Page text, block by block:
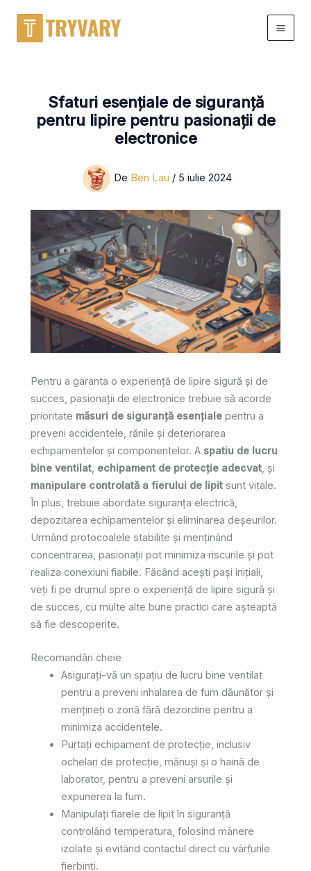
conținut
Sfaturi esențiale de siguranță
pentru lipire pentru pasionații de
electronice
De Ben Lau / 5 iulie 2024
Pentru a garanta o experiență de lipire sigură și de
succes, pasionații de electronice trebuie să acorde
prioritate măsuri de siguranță esențiale pentru a
preveni accidentele, rănile și deteriorarea
echipamentelor și componentelor. A spatiu de lucru
bine ventilat, echipament de protecție adecvat, și
manipulare controlată a fierului de lipit sunt vitale.
În plus, trebuie abordate siguranța electrică,
depozitarea echipamentelor și eliminarea deșeurilor.
Urmând protocoalele stabilite și menținând
concentrarea, pasionații pot minimiza riscurile și pot
realiza conexiuni fiabile. Făcând acești pași inițiali,
veți fi pe drumul spre o experiență de lipire sigură și
de succes, cu multe alte bune practici care așteaptă
să fie descoperite.
Recomandări cheie
Asigurați-vă un spațiu de lucru bine ventilat
pentru a preveni inhalarea de fum dăunător și
mențineți o zonă fără dezordine pentru a
minimiza accidentele.
Purtați echipament de protecție, inclusiv
ochelari de protecție, mănuși și o haină de
laborator, pentru a preveni arsurile și
expunerea la fum.
Manipulați fiarele de lipit în siguranță
controlând temperatura, folosind mânere
izolate și evitând contactul direct cu vârfurile
fierbinți.